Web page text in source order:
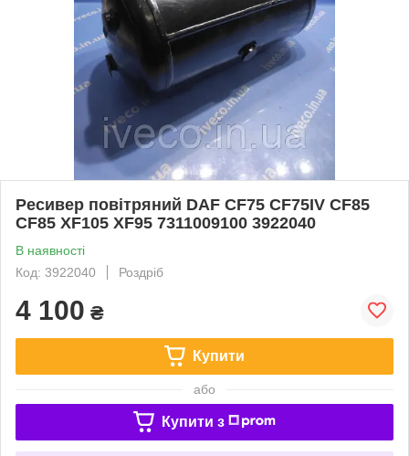
Ресивер повітряний DAF CF75 CF75IV CF85
CF85 XF105 XF95 7311009100 3922040
В наявності
Код: 3922040
Роздріб
4 100 ₴
Купити
або
Купити з